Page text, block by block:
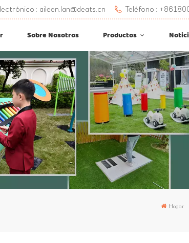
: aileen.lan@deats.cn Teléfono :
Sobre Nosotros Productos
Hogar